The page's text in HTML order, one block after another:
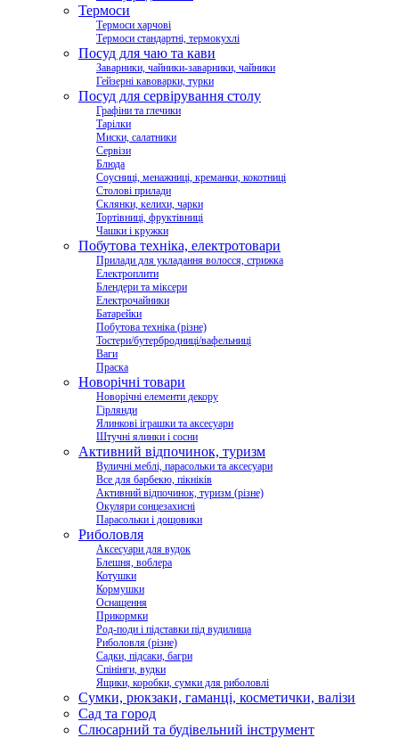
Термоси
Термоси харчові
Термоси стандартні, термокухлі
Посуд для чаю та кави
Заварники, чайники-заварники, чайники
Гейзерні кавоварки, турки
Посуд для сервірування столу
Графіни та глечики
Тарілки
Миски, салатники
Сервізи
Блюда
Соусниці, менажниці, креманки, кокотниці
Столові прилади
Склянки, келихи, чарки
Тортівниці, фруктівниці
Чашки і кружки
Побутова техніка, електротовари
Прилади для укладання волосся, стрижка
Електроплити
Блендери та міксери
Електрочайники
Батарейки
Побутова техніка (різне)
Тостери/бутербродниці/вафельниці
Ваги
Праска
Новорічні товари
Новорічні елементи декору
Гірлянди
Ялинкові іграшки та аксесуари
Штучні ялинки і сосни
Активний відпочинок, туризм
Вуличні меблі, парасольки та аксесуари
Все для барбекю, пікніків
Активний відпочинок, туризм (різне)
Окуляри сонцезахисні
Парасольки і дощовики
Риболовля
Аксесуари для вудок
Блешня, воблера
Котушки
Кормушки
Оснащення
Прикормки
Род-поди і підставки під вудилища
Риболовля (різне)
Садки, підсаки, багри
Спінінги, вудки
Ящики, коробки, сумки для риболовлі
Сумки, рюкзаки, гаманці, косметички, валізи
Сад та город
Слюсарний та будівельний інструмент